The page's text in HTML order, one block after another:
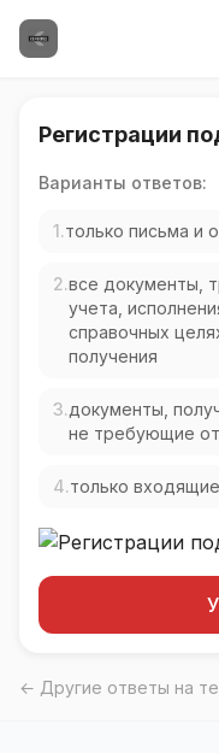
Регистрации
Варианты ответов:
1.только письма и
2.все документы,
учета,
справочных
получения
3.документы,
не требующие
4.только
← Другие ответы на